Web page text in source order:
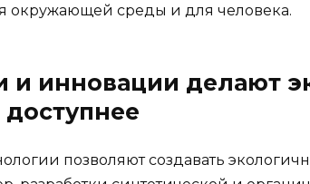
окружающей среды и для человека.
и инновации делают
позволяют создавать